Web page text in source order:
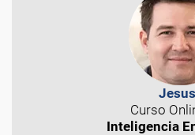
Jesus
Curso
Inteligencia